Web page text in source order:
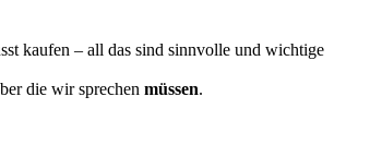
kaufen – all das sind sinnvolle und wichtige
die wir sprechen müssen.